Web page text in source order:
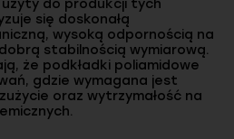
użyty do produkcji tych
się doskonałą
wysoką odpornością na
stabilnością wymiarową.
że podkładki poliamidowe
gdzie wymagana jest
oraz wytrzymałość na